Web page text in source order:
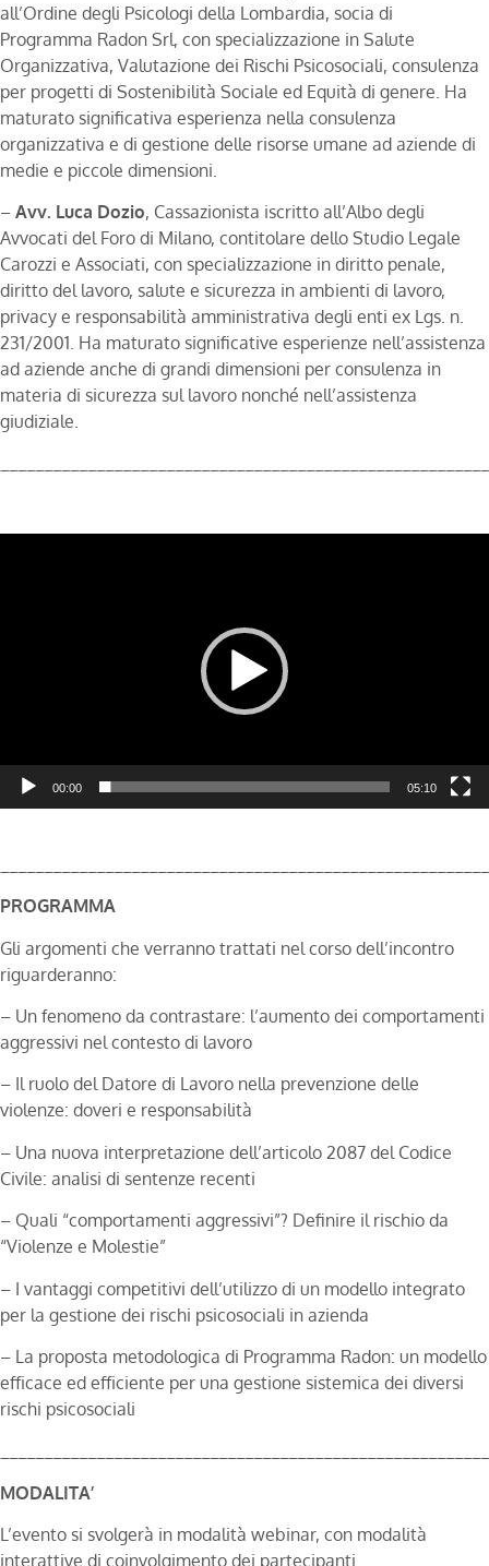
all’Ordine degli Psicologi della Lombardia, socia di
Programma Radon Srl, con specializzazione in Salute
Organizzativa, Valutazione dei Rischi Psicosociali, consulenza
per progetti di Sostenibilità Sociale ed Equità di genere. Ha
maturato significativa esperienza nella consulenza
organizzativa e di gestione delle risorse umane ad aziende di
medie e piccole dimensioni.
– Avv. Luca Dozio, Cassazionista iscritto all’Albo degli
Avvocati del Foro di Milano, contitolare dello Studio Legale
Carozzi e Associati, con specializzazione in diritto penale,
diritto del lavoro, salute e sicurezza in ambienti di lavoro,
privacy e responsabilità amministrativa degli enti ex Lgs. n.
231/2001. Ha maturato significative esperienze nell’assistenza
ad aziende anche di grandi dimensioni per consulenza in
materia di sicurezza sul lavoro nonché nell’assistenza
giudiziale.
00:00 05:10
PROGRAMMA
Gli argomenti che verranno trattati nel corso dell’incontro
riguarderanno:
– Un fenomeno da contrastare: l’aumento dei comportamenti
aggressivi nel contesto di lavoro
– Il ruolo del Datore di Lavoro nella prevenzione delle
violenze: doveri e responsabilità
– Una nuova interpretazione dell’articolo 2087 del Codice
Civile: analisi di sentenze recenti
– Quali “comportamenti aggressivi”? Definire il rischio da
“Violenze e Molestie”
– I vantaggi competitivi dell’utilizzo di un modello integrato
per la gestione dei rischi psicosociali in azienda
– La proposta metodologica di Programma Radon: un modello
efficace ed efficiente per una gestione sistemica dei diversi
rischi psicosociali
MODALITA’
L’evento si svolgerà in modalità webinar, con modalità
interattive di coinvolgimento dei partecipanti.